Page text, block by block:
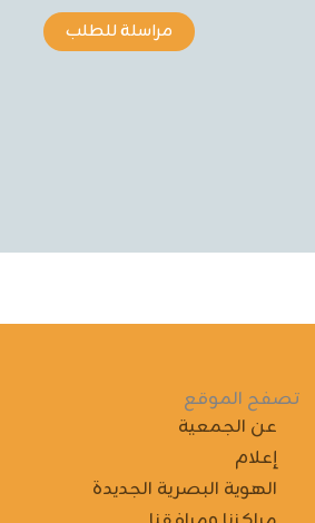
مراسلة للطلب
تصفح الموقع
عن الجمعية
إعلام
الهوية البصرية الجديدة